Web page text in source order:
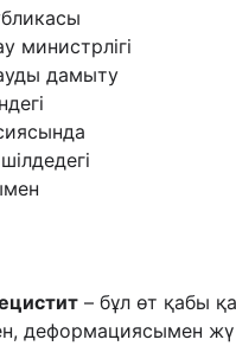
министрлігі
дамыту
– бұл өт қабы
деформациясымен